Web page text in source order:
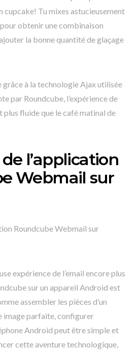
cupcake! Tu mixes astucieusement
obtenir une combinaison
la bonne quantité de glaçage
grâce à la technologie Ajax utilisée
par Roundcube, l’expérience de
plus fluide que le café matinal de
l’application
Webmail sur
Roundcube Webmail sur
expérience de l’email encore plus
sur un appareil Android est
assembler les pièces d’un
image parfaite, configurer
Android peut être simple et
cette aventure technologique,